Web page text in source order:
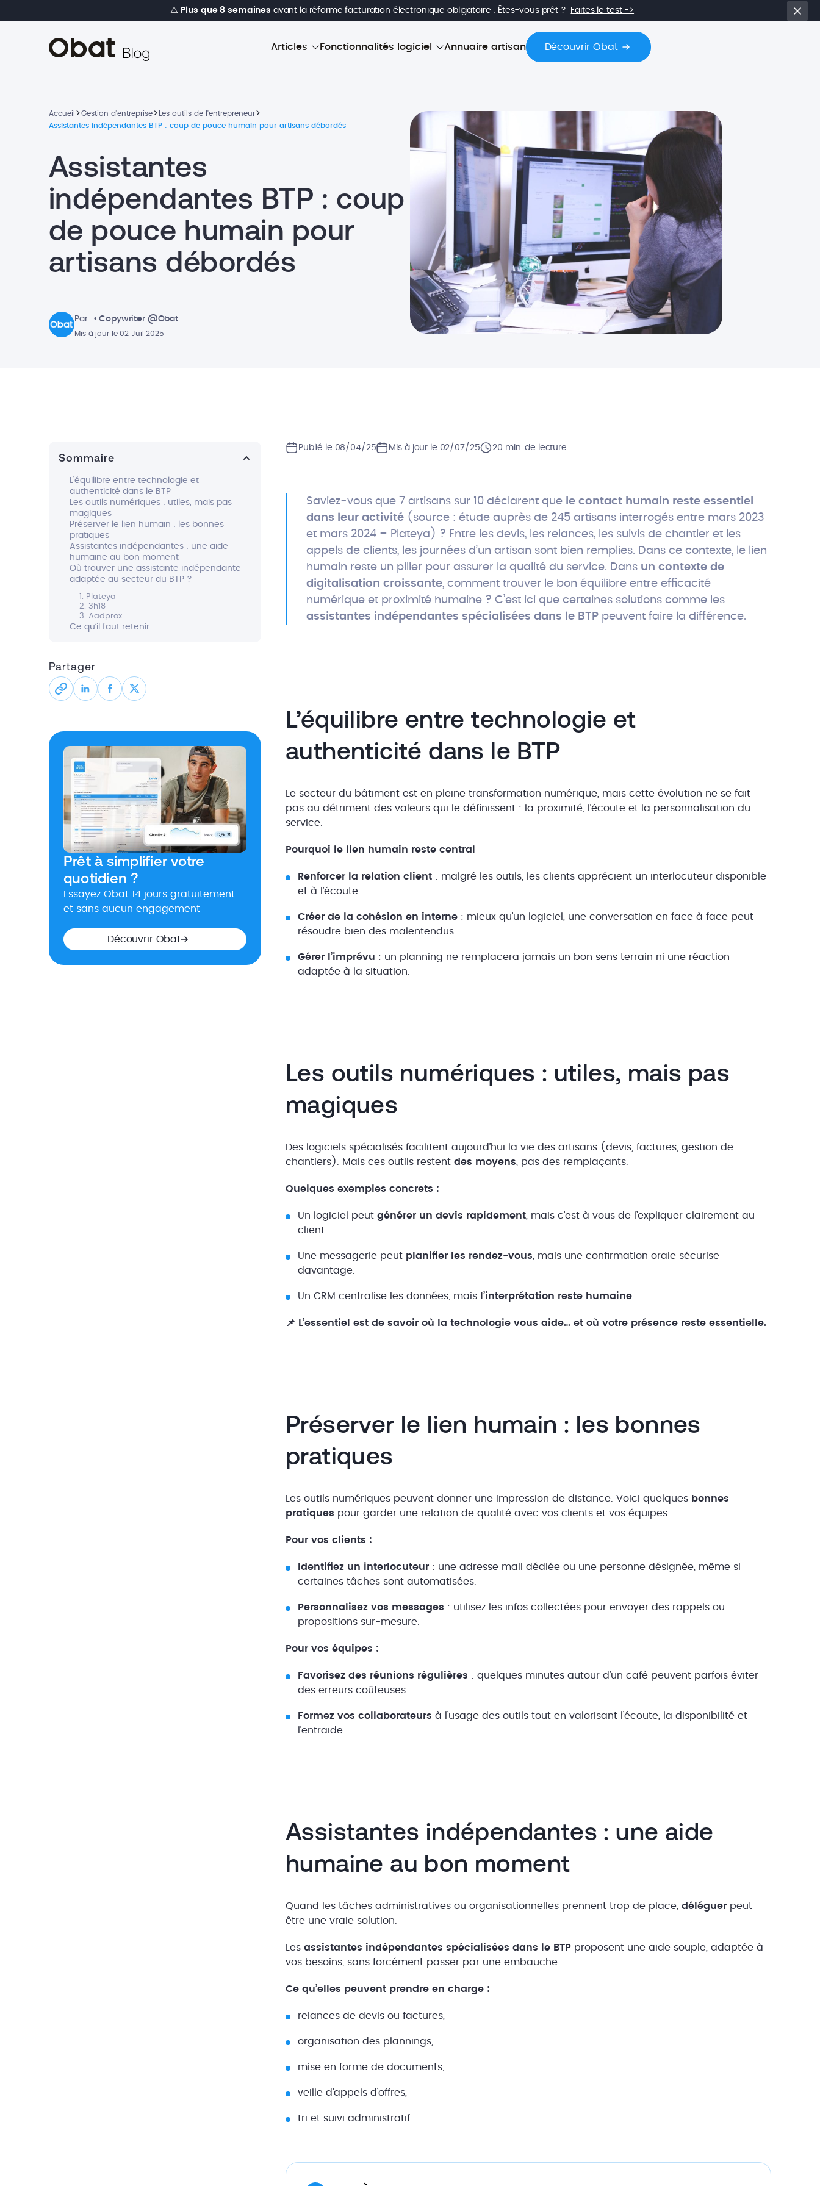
⚠️ Plus que 8 semaines avant la réforme facturation électronique obligatoire : Êtes-vous prêt ? Faites le test ->
Articles Fonctionnalités logiciel Annuaire artisan Découvrir Obat
Accueil >Gestion d'entreprise> Les outils de l'entrepreneur>
Assistantes indépendantes BTP : coup de pouce humain pour artisans débordés
Assistantes
indépendantes BTP : coup
de pouce humain pour
artisans débordés
Par • Copywriter @Obat
Mis à jour le 02 Juil 2025
Sommaire
L’équilibre entre technologie et
authenticité dans le BTP
Les outils numériques : utiles, mais pas
magiques
Préserver le lien humain : les bonnes
pratiques
Assistantes indépendantes : une aide
humaine au bon moment
Où trouver une assistante indépendante
adaptée au secteur du BTP ?
1. Plateya
2. 3h18
3. Aadprox
Ce qu’il faut retenir
Partager
Prêt à simplifier votre
quotidien ?
Essayez Obat 14 jours gratuitement
et sans aucun engagement
Découvrir Obat
Publié le 08/04/25 Mis à jour le 02/07/25 20 min. de lecture
Saviez-vous que 7 artisans sur 10 déclarent que le contact humain reste essentiel
dans leur activité (source : étude auprès de 245 artisans interrogés entre mars 2023
et mars 2024 – Plateya) ? Entre les devis, les relances, les suivis de chantier et les
appels de clients, les journées d’un artisan sont bien remplies. Dans ce contexte, le lien
humain reste un pilier pour assurer la qualité du service. Dans un contexte de
digitalisation croissante, comment trouver le bon équilibre entre efficacité
numérique et proximité humaine ? C’est ici que certaines solutions comme les
assistantes indépendantes spécialisées dans le BTP peuvent faire la différence.
L’équilibre entre technologie et
authenticité dans le BTP
Le secteur du bâtiment est en pleine transformation numérique, mais cette évolution ne se fait
pas au détriment des valeurs qui le définissent : la proximité, l’écoute et la personnalisation du
service.
Pourquoi le lien humain reste central
Renforcer la relation client : malgré les outils, les clients apprécient un interlocuteur disponible
et à l’écoute.
Créer de la cohésion en interne : mieux qu’un logiciel, une conversation en face à face peut
résoudre bien des malentendus.
Gérer l’imprévu : un planning ne remplacera jamais un bon sens terrain ni une réaction
adaptée à la situation.
Les outils numériques : utiles, mais pas
magiques
Des logiciels spécialisés facilitent aujourd’hui la vie des artisans (devis, factures, gestion de
chantiers). Mais ces outils restent des moyens , pas des remplaçants.
Quelques exemples concrets :
Un logiciel peut générer un devis rapidement , mais c’est à vous de l’expliquer clairement au
client.
Une messagerie peut planifier les rendez-vous , mais une confirmation orale sécurise
davantage.
Un CRM centralise les données, mais l’interprétation reste humaine
📌 L’essentiel est de savoir où la technologie vous aide… et où votre présence reste essentielle.
Préserver le lien humain : les bonnes
pratiques
Les outils numériques peuvent donner une impression de distance. Voici quelques bonnes
pratiques pour garder une relation de qualité avec vos clients et vos équipes.
Pour vos clients :
Identifiez un interlocuteur : une adresse mail dédiée ou une personne désignée, même si
certaines tâches sont automatisées.
Personnalisez vos messages : utilisez les infos collectées pour envoyer des rappels ou
propositions sur-mesure.
Pour vos équipes :
Favorisez des réunions régulières : quelques minutes autour d’un café peuvent parfois éviter
des erreurs coûteuses.
Formez vos collaborateurs à l’usage des outils tout en valorisant l’écoute, la disponibilité et
l’entraide.
Assistantes indépendantes : une aide
humaine au bon moment
Quand les tâches administratives ou organisationnelles prennent trop de place, déléguer peut
être une vraie solution.
Les assistantes indépendantes spécialisées dans le BTP proposent une aide souple, adaptée à
vos besoins, sans forcément passer par une embauche.
Ce qu’elles peuvent prendre en charge :
relances de devis ou factures,
organisation des plannings,
mise en forme de documents,
veille d’appels d’offres,
tri et suivi administratif.